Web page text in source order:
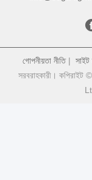
গোপনীয়তা নীতি| সাইট
সরবরাহকারী।